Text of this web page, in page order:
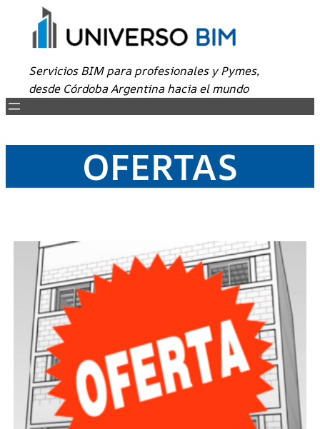
Servicios BIM para profesionales y Pymes,
desde Córdoba Argentina hacia el mundo
OFERTAS